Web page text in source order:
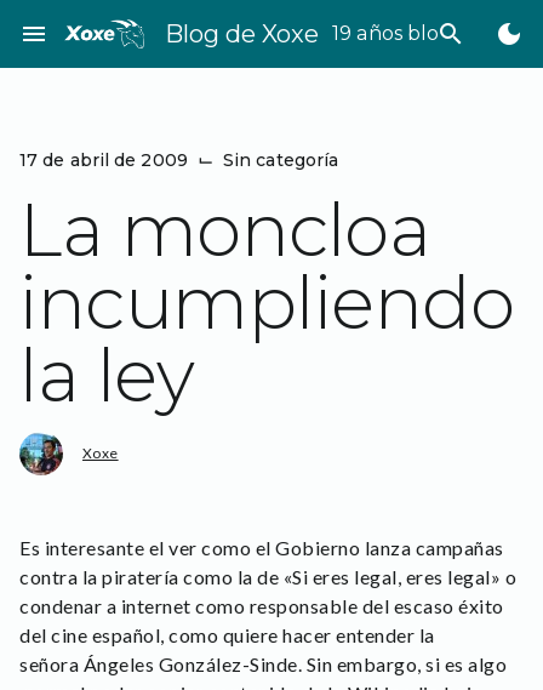
contenido
menu Blog de Xoxe 19 años bloggeando
search dark_mode
17 de abril de 2009 ⌙ Sin categoría
La moncloa
incumpliendo
la ley
Xoxe
Es interesante el ver como el Gobierno lanza campañas
contra la piratería como la de «Si eres legal, eres legal» o
condenar a internet como responsable del escaso éxito
del cine español, como quiere hacer entender la
señora Ángeles González-Sinde. Sin embargo, si es algo